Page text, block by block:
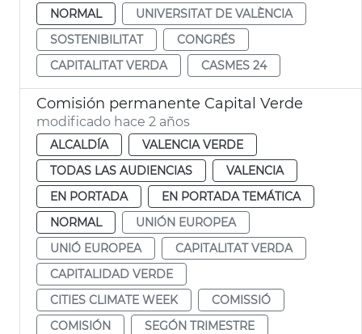
NORMAL
UNIVERSITAT DE VALÈNCIA
SOSTENIBILITAT
CONGRÉS
CAPITALITAT VERDA
CASMES 24
Comisión permanente Capital Verde
modificado hace 2 años
ALCALDÍA
VALENCIA VERDE
TODAS LAS AUDIENCIAS
VALENCIA
EN PORTADA
EN PORTADA TEMÁTICA
NORMAL
UNIÓN EUROPEA
UNIÓ EUROPEA
CAPITALITAT VERDA
CAPITALIDAD VERDE
CITIES CLIMATE WEEK
COMISSIÓ
COMISIÓN
SEGÓN TRIMESTRE